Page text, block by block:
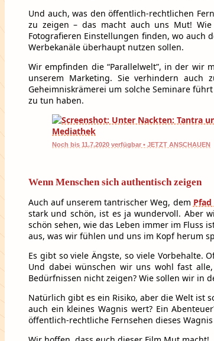
Und auch, was den öffentlich-rechtlichen
zu zeigen – das macht auch uns Mut!
Fotografieren Einstellungen finden, wo auch
Werbekanäle überhaupt nutzen sollen.
Wir empfinden die “Parallelwelt”, in der wir
unserem Marketing. Sie verhindern
Geheimniskrämerei um solche Seminare
zu tun haben.
Noch bis 11.7.2020 verfügbar • JETZT ANSCHAUEN
Wenn Menschen sich authentisch zeigen
Auch auf unserem tantrischer Weg, dem
stark und schön, ist es ja wundervoll. Aber
schön sehen, wie das Leben immer im Fluss
aus, was wir fühlen und uns im Kopf herum
Es gibt so viele Ängste, so viele Vorbehalte.
Und dabei wünschen wir uns wohl fast
Bedürfnissen nicht zeigen? Wie sollen wir in
Natürlich gibt es ein Risiko, aber die Welt ist
auch ein kleines Wagnis wert? Ein
öffentlich-rechtliche Fernsehen dieses